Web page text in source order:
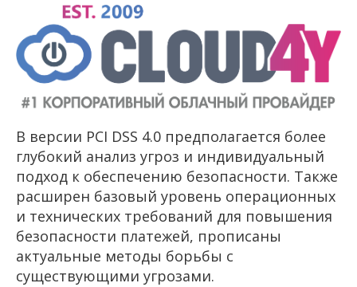
В версии PCI DSS 4.0 предполагается более
глубокий анализ угроз и индивидуальный
подход к обеспечению безопасности. Также
расширен базовый уровень операционных
и технических требований для повышения
безопасности платежей, прописаны
актуальные методы борьбы с
существующими угрозами.